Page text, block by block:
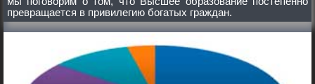
превращается в привилегию богатых граждан.